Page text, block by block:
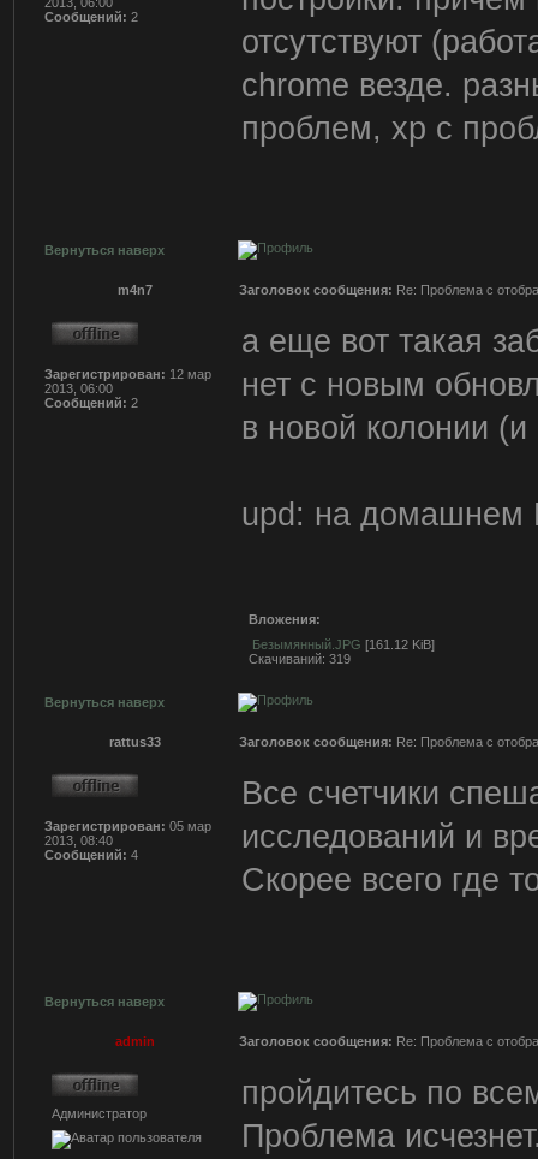
Сообщений: 2
отсутствуют
chrome везде.
проблем, хр с
Вернуться наверх
m4n7 Заголовок сообщения: Re: Проблема с
Зарегистрирован: 12 мар
2013, 06:00
Сообщений: 2
а еще вот такая
нет с новым
в новой колонии
upd: на домашнем
Вложения:
Безымянный.JPG [161.12 KiB]
Скачиваний: 319
Вернуться наверх
rattus33 Заголовок сообщения: Re: Проблема с
Зарегистрирован: 05 мар
2013, 08:40
Сообщений: 4
Все счетчики
исследований и
Скорее всего где
Вернуться наверх
admin Заголовок сообщения: Re: Проблема с
Администратор
пройдитесь по
Проблема